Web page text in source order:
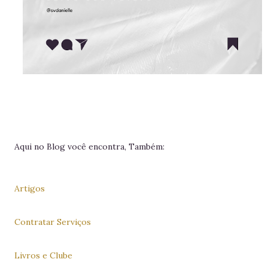
Aqui no Blog você encontra, Também:
Artigos
Contratar Serviços
Livros e Clube